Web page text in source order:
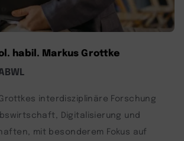
habil. Markus Grottke
interdisziplinäre Forschung
Digitalisierung und
mit besonderem Fokus auf